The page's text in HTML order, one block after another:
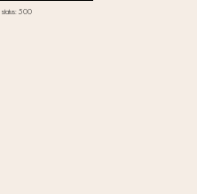
status: 500